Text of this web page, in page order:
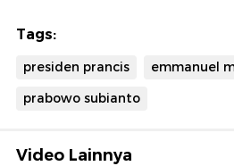
Tags:
presiden prancis emmanuel
prabowo subianto
Video Lainnya